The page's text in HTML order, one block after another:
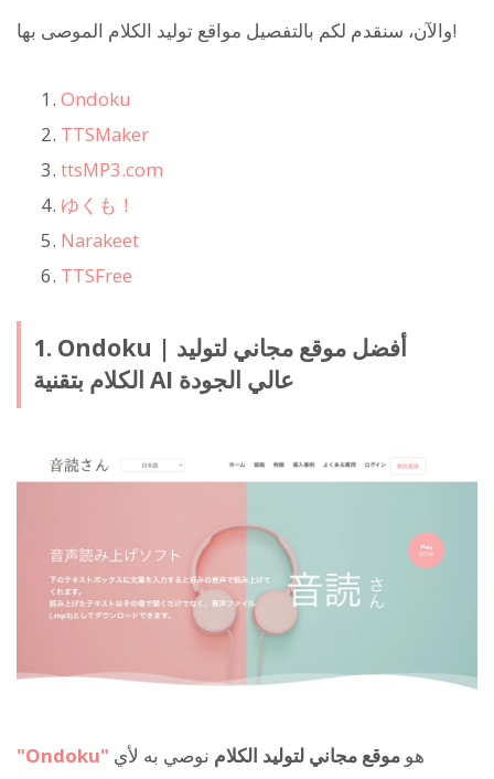
والآن، سنقدم لكم بالتفصيل مواقع توليد الكلام الموصى بها!
Ondoku
TTSMaker
ttsMP3.com
ゆくも！
Narakeet
TTSFree
1. Ondoku | أفضل موقع مجاني لتوليد
الكلام بتقنية AI عالي الجودة
"Ondoku" هو موقع مجاني لتوليد الكلام نوصي به لأي